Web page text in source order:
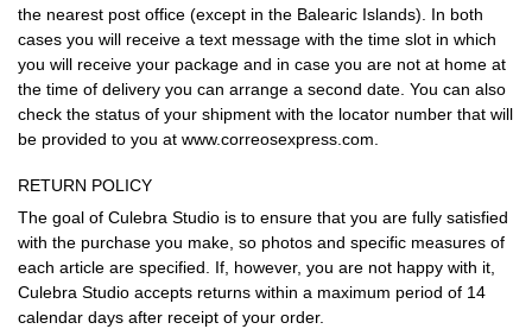
the nearest post office (except in the Balearic Islands). In both
cases you will receive a text message with the time slot in which
you will receive your package and in case you are not at home at
the time of delivery you can arrange a second date. You can also
check the status of your shipment with the locator number that will
be provided to you at www.correosexpress.com
RETURN POLICY
The goal of Culebra Studio is to ensure that you are fully satisfied
with the purchase you make, so photos and specific measures of
each article are specified. If, however, you are not happy with it,
Culebra Studio accepts returns within a maximum period of 14
calendar days after receipt of your order.